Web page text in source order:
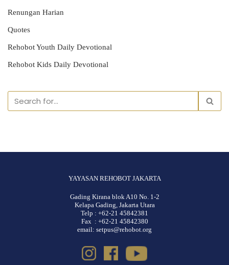
Renungan Harian
Quotes
Rehobot Youth Daily Devotional
Rehobot Kids Daily Devotional
YAYASAN REHOBOT JAKARTA
Gading Kirana blok A10 No. 1-2
Kelapa Gading, Jakarta Utara
Telp : +62-21 45842381
Fax : +62-21 45842380
email: setpus@rehobot.org